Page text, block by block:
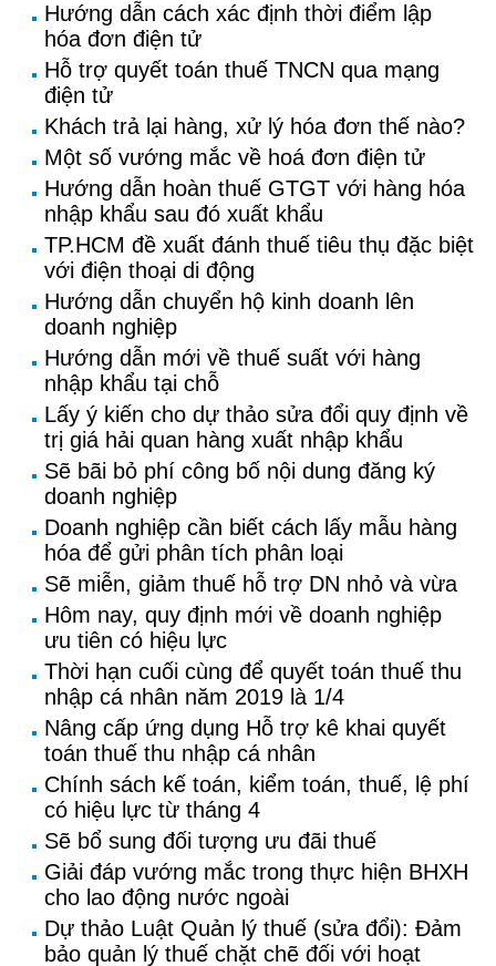
Hướng dẫn cách xác định thời điểm lập
hóa đơn điện tử
Hỗ trợ quyết toán thuế TNCN qua mạng
điện tử
Khách trả lại hàng, xử lý hóa đơn thế nào?
Một số vướng mắc về hoá đơn điện tử
Hướng dẫn hoàn thuế GTGT với hàng hóa
nhập khẩu sau đó xuất khẩu
TP.HCM đề xuất đánh thuế tiêu thụ đặc biệt
với điện thoại di động
Hướng dẫn chuyển hộ kinh doanh lên
doanh nghiệp
Hướng dẫn mới về thuế suất với hàng
nhập khẩu tại chỗ
Lấy ý kiến cho dự thảo sửa đổi quy định về
trị giá hải quan hàng xuất nhập khẩu
Sẽ bãi bỏ phí công bố nội dung đăng ký
doanh nghiệp
Doanh nghiệp cần biết cách lấy mẫu hàng
hóa để gửi phân tích phân loại
Sẽ miễn, giảm thuế hỗ trợ DN nhỏ và vừa
Hôm nay, quy định mới về doanh nghiệp
ưu tiên có hiệu lực
Thời hạn cuối cùng để quyết toán thuế thu
nhập cá nhân năm 2019 là 1/4
Nâng cấp ứng dụng Hỗ trợ kê khai quyết
toán thuế thu nhập cá nhân
Chính sách kế toán, kiểm toán, thuế, lệ phí
có hiệu lực từ tháng 4
Sẽ bổ sung đối tượng ưu đãi thuế
Giải đáp vướng mắc trong thực hiện BHXH
cho lao động nước ngoài
Dự thảo Luật Quản lý thuế (sửa đổi): Đảm
bảo quản lý thuế chặt chẽ đối với hoạt